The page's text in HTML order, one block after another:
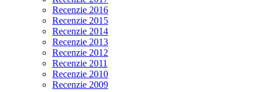
Recenzie 2016
Recenzie 2015
Recenzie 2014
Recenzie 2013
Recenzie 2012
Recenzie 2011
Recenzie 2010
Recenzie 2009